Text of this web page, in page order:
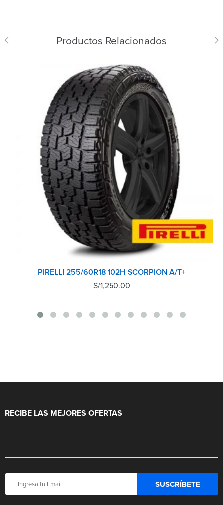
Productos Relacionados
PIRELLI 255/60R18 102H SCORPION A/T+
S/1,250.00
RECIBE LAS MEJORES OFERTAS